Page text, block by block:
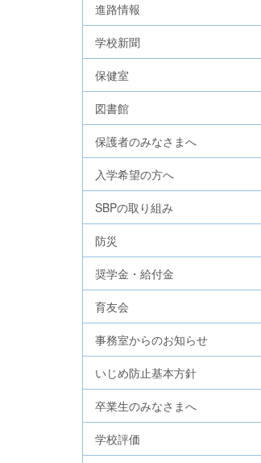
進路情報
学校新聞
保健室
図書館
保護者のみなさまへ
入学希望の方へ
SBPの取り組み
防災
奨学金・給付金
育友会
事務室からのお知らせ
いじめ防止基本方針
卒業生のみなさまへ
学校評価